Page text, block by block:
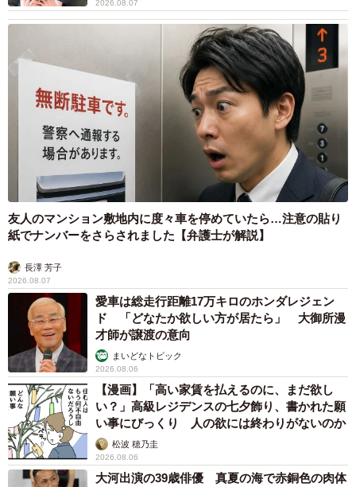
2026.08.07
友人のマンション敷地内に度々車を停めていたら…注意の貼り
紙でナンバーをさらされました【弁護士が解説】
長澤 芳子
2026.08.07
愛車は総走行距離17万キロのホンダレジェン
ド 「どなたか欲しい方が居たら」 大御所漫
才師が譲渡の意向
まいどなトピック
2026.08.06
【漫画】「高い家賃を払えるのに、まだ欲し
い？」高級レジデンスの七夕飾り、書かれた願
い事にびっくり 人の欲には終わりがないのか
松波 穂乃圭
2026.08.06
大河出演の39歳俳優 真夏の海で赤銅色の肉体